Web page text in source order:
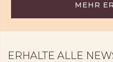
MEHR
ERHALTE ALLE